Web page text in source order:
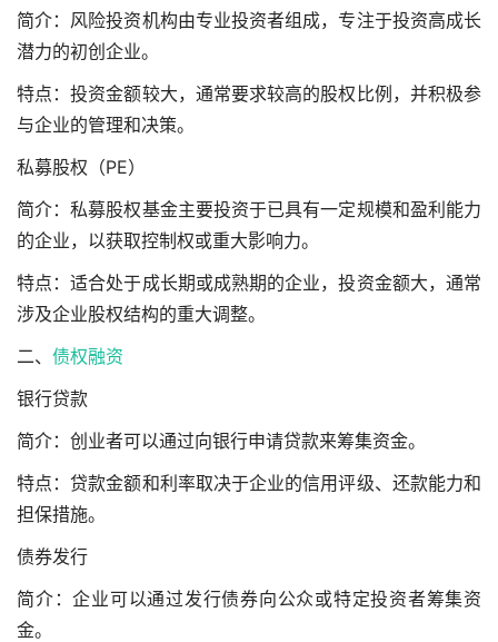
简介：风险投资机构由专业投资者组成，专注于投资高成长
潜力的初创企业。
特点：投资金额较大，通常要求较高的股权比例，并积极参
与企业的管理和决策。
私募股权（PE）
简介：私募股权基金主要投资于已具有一定规模和盈利能力
的企业，以获取控制权或重大影响力。
特点：适合处于成长期或成熟期的企业，投资金额大，通常
涉及企业股权结构的重大调整。
二、 债权融资
银行贷款
简介：创业者可以通过向银行申请贷款来筹集资金。
特点：贷款金额和利率取决于企业的信用评级、还款能力和
担保措施。
债券发行
简介：企业可以通过发行债券向公众或特定投资者筹集资
金。